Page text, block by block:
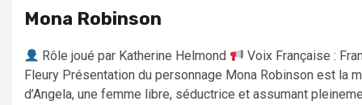
Mona Robinson
Rôle joué par Katherine Helmond
Voix Française :
Fleury Présentation du personnage Mona Robinson est la
d’Angela, une femme libre, séductrice et assumant